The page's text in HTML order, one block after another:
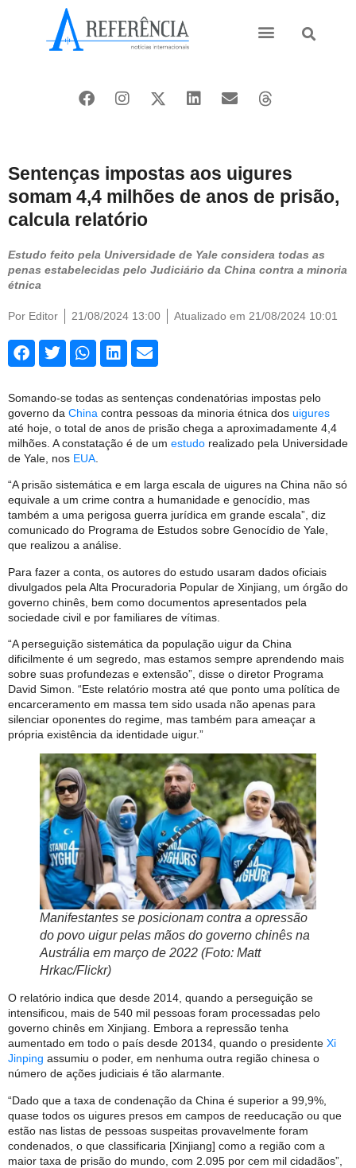
Sentenças impostas aos uigures
somam 4,4 milhões de anos de prisão,
calcula relatório
Estudo feito pela Universidade de Yale considera todas as
penas estabelecidas pelo Judiciário da China contra a minoria
étnica
Por Editor 21/08/2024 13:00 Atualizado em 21/08/2024 10:01
Somando-se todas as sentenças condenatórias impostas pelo
governo da China contra pessoas da minoria étnica dos uigures
até hoje, o total de anos de prisão chega a aproximadamente 4,4
milhões. A constatação é de um estudo realizado pela Universidade
de Yale, nos EUA
“A prisão sistemática e em larga escala de uigures na China não só
equivale a um crime contra a humanidade e genocídio, mas
também a uma perigosa guerra jurídica em grande escala”, diz
comunicado do Programa de Estudos sobre Genocídio de Yale,
que realizou a análise.
Para fazer a conta, os autores do estudo usaram dados oficiais
divulgados pela Alta Procuradoria Popular de Xinjiang, um órgão do
governo chinês, bem como documentos apresentados pela
sociedade civil e por familiares de vítimas.
“A perseguição sistemática da população uigur da China
dificilmente é um segredo, mas estamos sempre aprendendo mais
sobre suas profundezas e extensão”, disse o diretor Programa
David Simon. “Este relatório mostra até que ponto uma política de
encarceramento em massa tem sido usada não apenas para
silenciar oponentes do regime, mas também para ameaçar a
própria existência da identidade uigur.”
Manifestantes se posicionam contra a opressão
do povo uigur pelas mãos do governo chinês na
Austrália em março de 2022 (Foto: Matt
Hrkac/Flickr)
O relatório indica que desde 2014, quando a perseguição se
intensificou, mais de 540 mil pessoas foram processadas pelo
governo chinês em Xinjiang. Embora a repressão tenha
aumentado em todo o país desde 20134, quando o presidente Xi
Jinping assumiu o poder, em nenhuma outra região chinesa o
número de ações judiciais é tão alarmante.
“Dado que a taxa de condenação da China é superior a 99,9%,
quase todos os uigures presos em campos de reeducação ou que
estão nas listas de pessoas suspeitas provavelmente foram
condenados, o que classificaria [Xinjiang] como a região com a
maior taxa de prisão do mundo, com 2.095 por cem mil cidadãos”,